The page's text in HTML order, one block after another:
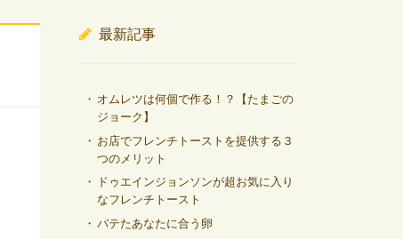
最新記事
オムレツは何個で作る！？【たまごの
ジョーク】
お店でフレンチトーストを提供する３
つのメリット
ドゥエインジョンソンが超お気に入り
なフレンチトースト
バテたあなたに合う卵